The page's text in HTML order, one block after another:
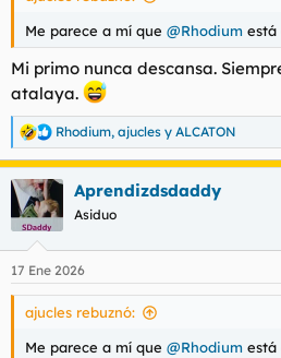
Me parece a mí que @Rhodium está
Mi primo nunca descansa.
atalaya.
R
e
a
c
c
e
s
Rhodium, ajucles y ALCATON
Aprendizdsdaddy
Asiduo
17 Ene 2026
ajucles rebuznó:
Me parece a mí que @Rhodium está